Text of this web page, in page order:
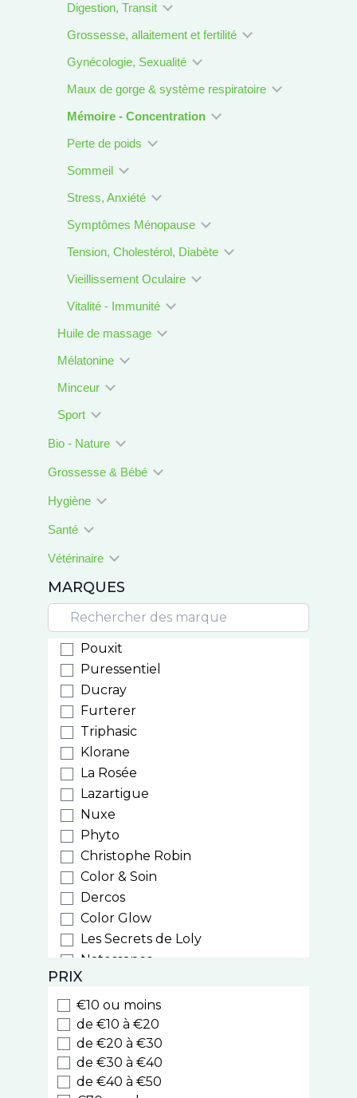
Digestion, Transit
Grossesse, allaitement et fertilité
Gynécologie, Sexualité
Maux de gorge & système respiratoire
Mémoire - Concentration
Perte de poids
Sommeil
Stress, Anxiété
Symptômes Ménopause
Tension, Cholestérol, Diabète
Vieillissement Oculaire
Vitalité - Immunité
Huile de massage
Mélatonine
Minceur
Sport
Bio - Nature
Grossesse & Bébé
Hygiène
Santé
Vétérinaire
MARQUES
Pouxit
Puressentiel
Ducray
Furterer
Triphasic
Klorane
La Rosée
Lazartigue
Nuxe
Phyto
Christophe Robin
Color & Soin
Dercos
Color Glow
Les Secrets de Loly
Natessance
Weleda
Biocyte
Luxeol
Style
Cooper
Nodé
PRIX
€10 ou moins
de €10 à €20
de €20 à €30
de €30 à €40
de €40 à €50